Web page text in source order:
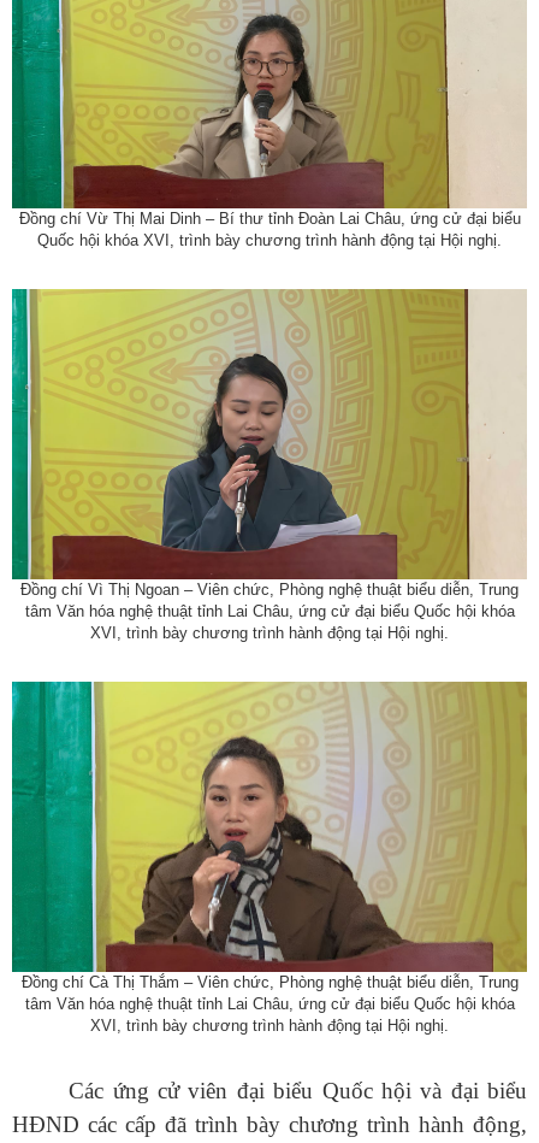
Đồng chí Vừ Thị Mai Dinh – Bí thư tỉnh Đoàn Lai Châu, ứng cử đại biểu
Quốc hội khóa XVI, trình bày chương trình hành động tại Hội nghị.
Đồng chí Vì Thị Ngoan – Viên chức, Phòng nghệ thuật biểu diễn, Trung
tâm Văn hóa nghệ thuật tỉnh Lai Châu, ứng cử đại biểu Quốc hội khóa
XVI, trình bày chương trình hành động tại Hội nghị.
Đồng chí Cà Thị Thắm – Viên chức, Phòng nghệ thuật biểu diễn, Trung
tâm Văn hóa nghệ thuật tỉnh Lai Châu, ứng cử đại biểu Quốc hội khóa
XVI, trình bày chương trình hành động tại Hội nghị.
Các ứng cử viên đại biểu Quốc hội và đại biểu
HĐND các cấp đã trình bày chương trình hành động,